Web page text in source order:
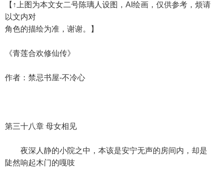
【↑上图为本文女二号陈璃人设图，AI绘画，仅供参考，烦请
以文内对
角色的描绘为准，谢谢。】
《青莲合欢修仙传》
作者：禁忌书屋-不冷心
第三十八章 母女相见
夜深人静的小院之中，本该是安宁无声的房间内，却是
陡然响起木门的嘎吱